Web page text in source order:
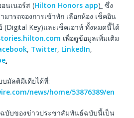
นเนอร์ส (Hilton Honors app) ซึ่ง
ารถจองการเข้าพัก เลือกห้อง เช็คอิน
Key)และเช็คเอาท์ ทั้งหมดนี้ได้
เพื่อดูข้อมูลเพิ่มเติม
, Twitter, LinkedIn,
.
มัลติมีเดียได้ที่:
news/home/53876389/en
บับของข่าวประชาสัมพันธ์ฉบับนี้เป็น